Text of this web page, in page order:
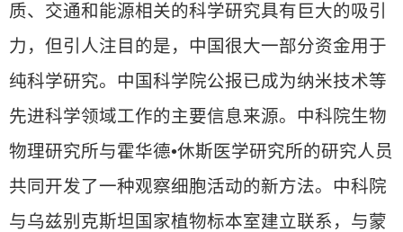
质、交通和能源相关的科学研究具有巨大的吸引
力，但引人注目的是，中国很大一部分资金用于
纯科学研究。中国科学院公报已成为纳米技术等
先进科学领域工作的主要信息来源。中科院生物
物理研究所与霍华德•休斯医学研究所的研究人员
共同开发了一种观察细胞活动的新方法。中科院
与乌兹别克斯坦国家植物标本室建立联系，与蒙